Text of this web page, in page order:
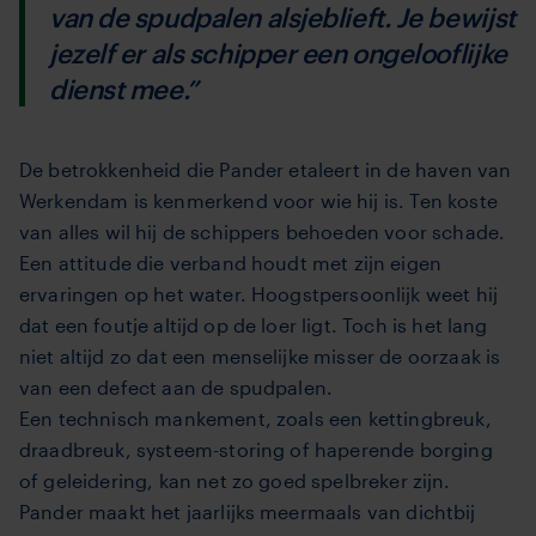
van de spudpalen alsjeblieft. Je bewijst
jezelf er als schipper een ongelooflijke
dienst mee.”
De betrokkenheid die Pander etaleert in de haven van
Werkendam is kenmerkend voor wie hij is. Ten koste
van alles wil hij de schippers behoeden voor schade.
Een attitude die verband houdt met zijn eigen
ervaringen op het water. Hoogstpersoonlijk weet hij
dat een foutje altijd op de loer ligt. Toch is het lang
niet altijd zo dat een menselijke misser de oorzaak is
van een defect aan de spudpalen.
Een technisch mankement, zoals een kettingbreuk,
draadbreuk, systeem-storing of haperende borging
of geleidering, kan net zo goed spelbreker zijn.
Pander maakt het jaarlijks meermaals van dichtbij